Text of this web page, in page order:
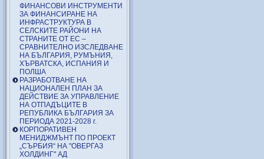
ФИНАНСОВИ ИНСТРУМЕНТИ
ЗА ФИНАНСИРАНЕ НА
ИНФРАСТРУКТУРА В
СЕЛСКИТЕ РАЙОНИ НА
СТРАНИТЕ ОТ ЕС –
СРАВНИТЕЛНО ИЗСЛЕДВАНЕ
НА БЪЛГАРИЯ, РУМЪНИЯ,
ХЪРВАТСКА, ИСПАНИЯ И
ПОЛША
РАЗРАБОТВАНЕ НА
НАЦИОНАЛЕН ПЛАН ЗА
ДЕЙСТВИЕ ЗА УПРАВЛЕНИЕ
НА ОТПАДЪЦИТЕ В
РЕПУБЛИКА БЪЛГАРИЯ ЗА
ПЕРИОДА 2021-2028 г.
КОРПОРАТИВЕН
МЕНИДЖМЪНТ ПО ПРОЕКТ
„СЪРБИЯ“ НА "ОВЕРГАЗ
ХОЛДИНГ" АД